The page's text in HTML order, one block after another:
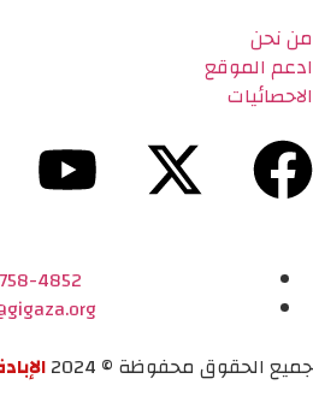
من نحن
ادعم الموقع
الاحصائيات
4852
جميع الحقوق محفوظة © 2024